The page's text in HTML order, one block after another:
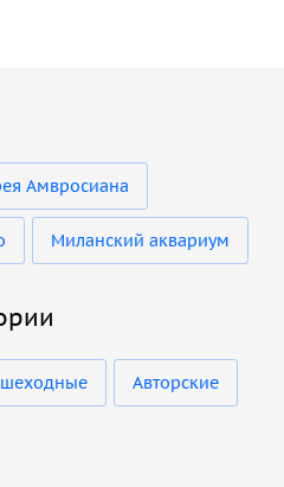
Амвросиана
Миланский аквариум
Авторские